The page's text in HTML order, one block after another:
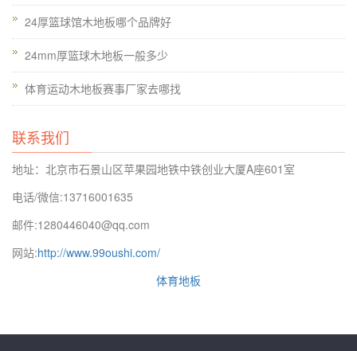
3、耐磨性的稳定：体育馆木地板根据各种木制的结构的工
艺中，能提高了防腐的工艺中产生了滑动过高的现象，保护了在
折射的工艺中保护光能高的特点。
欧氏地板专门从事运动地板生产及施工，给各大高校社区机
构施工过各式篮球运动场、排球运动场、羽毛球运动场等运动场
木地板 。运动场地建设、规划、设计、维护、翻新等面面俱到，
给你*放心的运动场地。
24厚篮球馆木地板哪个品牌好
24mm厚篮球木地板一般多少
体育运动木地板赛事厂家去哪找
联系我们
地址：北京市石景山区苹果园地铁中铁创业大厦A座601室
电话/微信:13716001635
邮件:1280446040@qq.com
网站:http://www.99oushi.com/
体育地板